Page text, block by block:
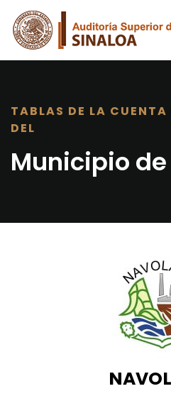
TABLAS DE LA
DEL
Municipio